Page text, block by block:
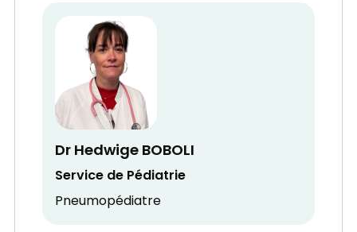
Dr Hedwige BOBOLI
Service de Pédiatrie
Pneumopédiatre